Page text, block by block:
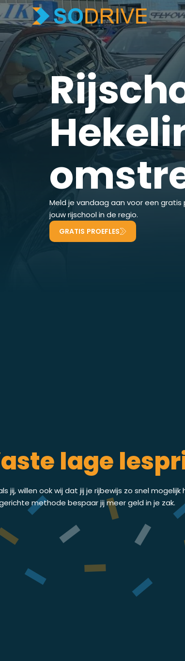
Meld je vandaag aan voor een
jouw rijschool in de regio.
GRATIS PROEFLES
lage
jij, willen ook wij dat jij je rijbewijs zo snel mogelijk
methode bespaar jij meer geld in je zak.